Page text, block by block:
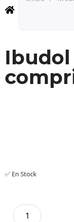
✅ En Stock